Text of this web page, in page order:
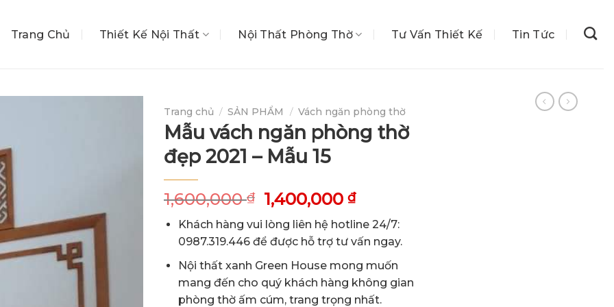
Trang Chủ Thiết Kế Nội Thất Nội Thất Phòng Thờ Tư Vấn Thiết Kế Tin Tức
Trang chủ / SẢN PHẨM / Vách ngăn phòng thờ
Mẫu vách ngăn phòng thờ
đẹp 2021 – Mẫu 15
1,600,000₫
Giá
gốc
là:
1,600,000 ₫.
1,400,000₫Giá
hiện
tại
là:
1,400,000 ₫.
Khách hàng vui lòng liên hệ hotline 24/7:
0987.319.446 để được hỗ trợ tư vấn ngay.
Nội thất xanh Green House mong muốn
mang đến cho quý khách hàng không gian
phòng thờ ấm cúm, trang trọng nhất.